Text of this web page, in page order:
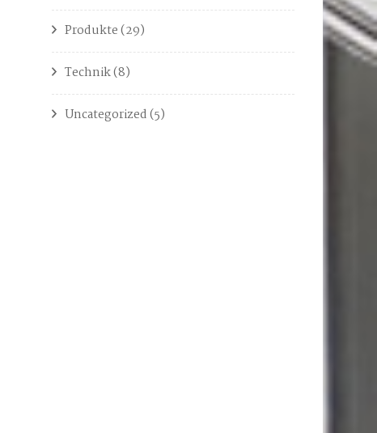
Produkte(29)
Technik(8)
Uncategorized(5)